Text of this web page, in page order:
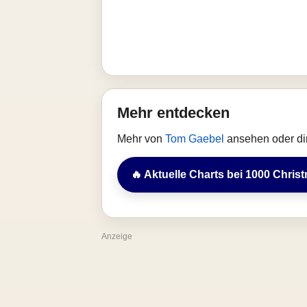
Mehr entdecken
Mehr von Tom Gaebel ansehen oder
🔥 Aktuelle Charts bei 1000
Anzeige